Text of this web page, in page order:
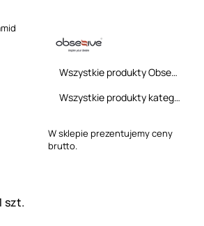
Wszystkie produkty Obsessive
Wszystkie produkty kategorii
W sklepie prezentujemy ceny
brutto.
szt.